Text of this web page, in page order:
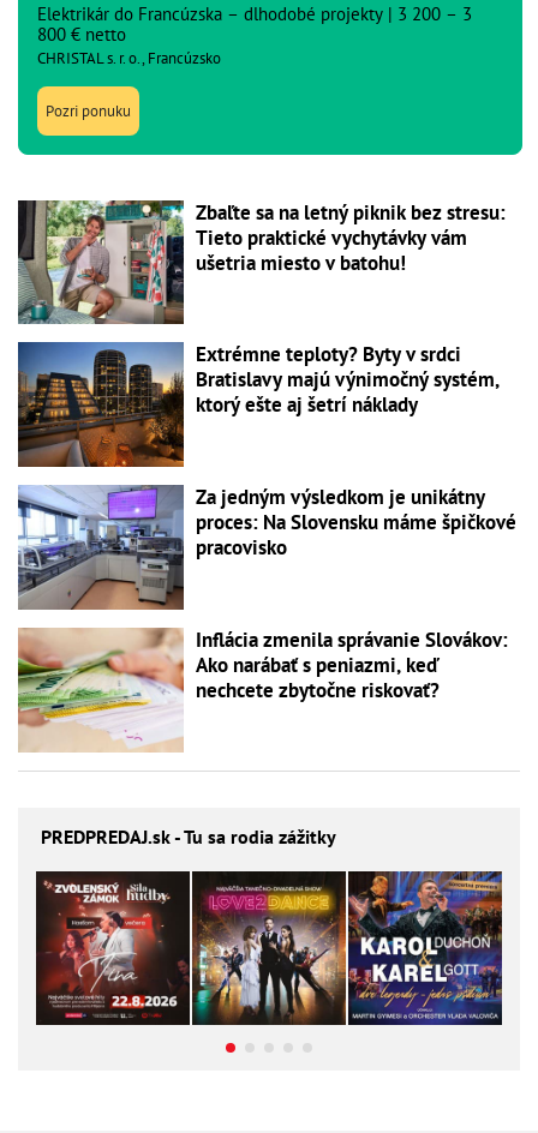
Elektrikár do Francúzska – dlhodobé projekty | 3 200 – 3
800 € netto
CHRISTAL s. r. o., Francúzsko
Pozri ponuku
Zbaľte sa na letný piknik bez stresu:
Tieto praktické vychytávky vám
ušetria miesto v batohu!
Extrémne teploty? Byty v srdci
Bratislavy majú výnimočný systém,
ktorý ešte aj šetrí náklady
Za jedným výsledkom je unikátny
proces: Na Slovensku máme špičkové
pracovisko
Inflácia zmenila správanie Slovákov:
Ako narábať s peniazmi, keď
nechcete zbytočne riskovať?
PREDPREDAJ.sk - Tu sa rodia zážitky